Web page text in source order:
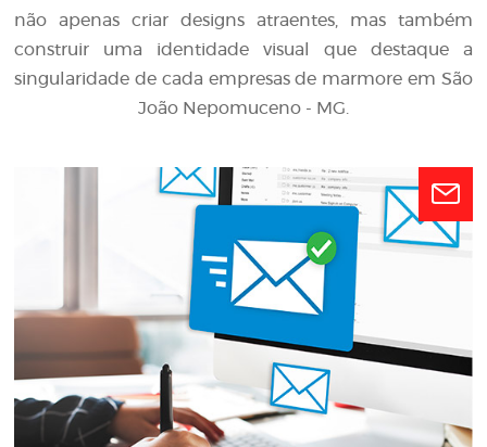
não apenas criar designs atraentes, mas também
construir uma identidade visual que destaque a
singularidade de cada empresas de marmore em São
João Nepomuceno - MG.